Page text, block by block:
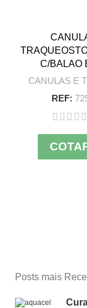
C/BALAO
CANULAS E
REF:
Posts mais